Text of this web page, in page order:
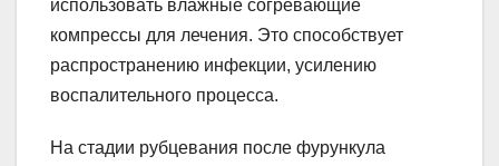
использовать влажные согревающие
компрессы для лечения. Это способствует
распространению инфекции, усилению
воспалительного процесса.
На стадии рубцевания после фурункула